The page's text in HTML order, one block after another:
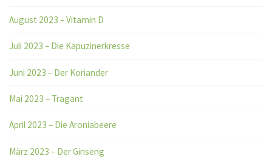
August 2023 – Vitamin D
Juli 2023 – Die Kapuzinerkresse
Juni 2023 – Der Koriander
Mai 2023 – Tragant
April 2023 – Die Aroniabeere
März 2023 – Der Ginseng